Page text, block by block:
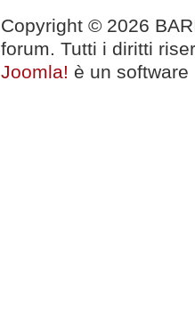
Copyright © 2026
forum. Tutti i diritti
Joomla! è un